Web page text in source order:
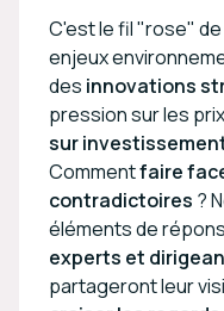
C'est le fil "rose"
enjeux
des innovations
pression sur les
sur
Commentfaire
contradictoires ?
éléments de
experts et
partageront leur